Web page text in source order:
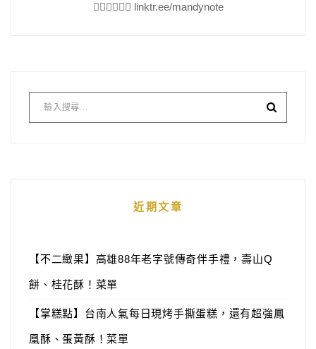
👇🏻👇🏻👇🏻 linktr.ee/mandynote
近期文章
【不二緻果】高雄88年老字號傳奇伴手禮，壽山Q
餅、桂花酥！菜單
【掌糕點】台南人氣每日現烤手撕蛋糕，還有超強鳳
凰酥、蛋黃酥！菜單